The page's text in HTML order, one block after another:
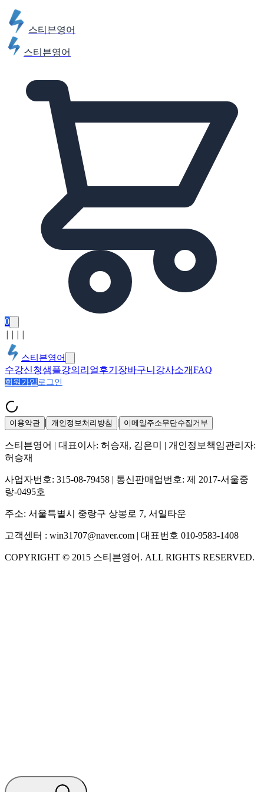
스티븐영어
스티븐영어
0
스티븐영어
수강신청샘플강의 리얼후기 장바구니 강사소개FAQ
회원가입 로그인
이용약관 | 개인정보처리방침 | 이메일주소무단수집거부
스티븐영어 | 대표이사: 허승재, 김은미
| 개인정보책임관리자:
허승재
사업자번호: 315-08-79458 | 통신판매업번호: 제 2017-서울중
랑-0495호
주소: 서울특별시 중랑구 상봉로 7, 서일타운
고객센터 : win31707@naver.com | 대표번호 010-9583-1408
COPYRIGHT © 2015 스티븐영어 . ALL RIGHTS RESERVED.